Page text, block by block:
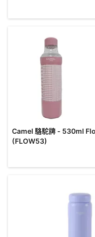
Camel 駱駝牌 - 530ml
(FLOW53)